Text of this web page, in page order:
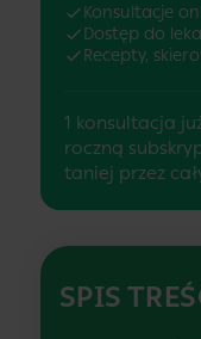
Konsultacje
Dostęp do
Recepty,
1 konsultacja
roczną
taniej przez
SPIS